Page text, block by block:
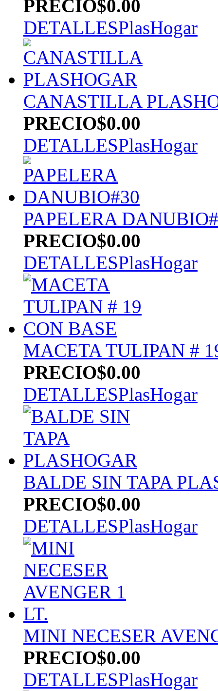
PRECIO$0.00
DETALLESPlasHogar
CANASTILLA
PRECIO$0.00
DETALLESPlasHogar
PAPELERA
PRECIO$0.00
DETALLESPlasHogar
MACETA TULIPAN #
PRECIO$0.00
DETALLESPlasHogar
BALDE SIN TAPA
PRECIO$0.00
DETALLESPlasHogar
MINI NECESER
PRECIO$0.00
DETALLESPlasHogar